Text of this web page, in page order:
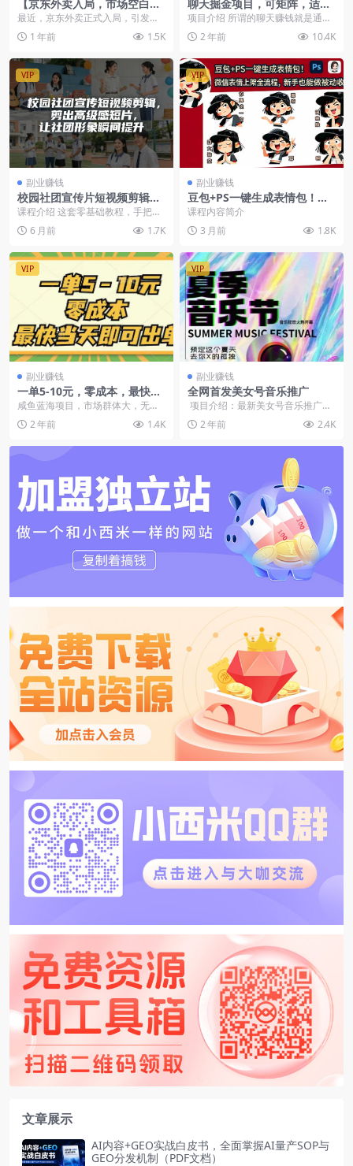
【京东外卖入局，市场空白如
何掘金？】拉新入口与入驻攻
略大公开！
最近，京东外卖正式入局，引发了
市场的广泛关注。作为外卖行业的
新玩家，京东外卖不仅...
1 年前 1.5K
聊天掘金项目，可矩阵，适合
工作室/个人实操 单号日收益5
0+ 小白轻松玩转聊天项目
项目介绍 所谓的聊天赚钱就是通过
陪人聊天来获得收益，很多人对这
个行业还不够了解，...
2 年前 10.4K
VIP
副业赚钱
校园社团宣传片短视频剪辑指
南：打造高级感短片，瞬间提
升社团魅力
课程介绍 这套零基础教程，手把手
教你从素材整理、卡点配乐、字幕
添加到转场特效，一...
6 月前 1.7K
VIP
副业赚钱
豆包+PS一键生成表情包！从0
到1完成制作与上架全流程
课程内容简介
3 月前
1.8K
VIP
副业赚钱
一单5-10元，零成本，最快当
天即可出单
咸鱼蓝海项目，市场群体大，无技
术含量，只需上传即可，一单5-10
元，无任何成本，...
2 年前 1.4K
VIP
副业赚钱
全网首发美女号音乐推广
项目介绍：最新美女号音乐推广日
入500+支持设备：苹果 安卓&nb
s... 2 年前 2.4K
文章展示
AI内容+GEO实战白皮书，全面掌握AI量产SOP与
GEO分发机制（PDF文档）